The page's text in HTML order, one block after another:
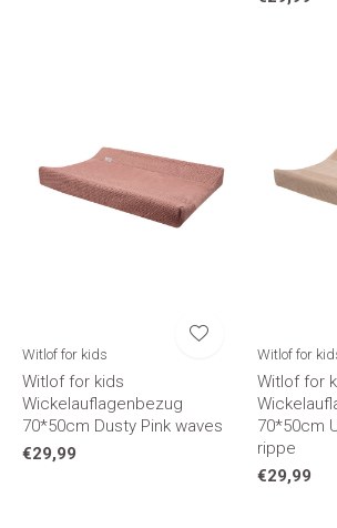
Witlof for kids
Witlof for kids
Wickelauflagenbezug
70*50cm Dusty Pink waves
€29,99
Witlof for
Witlof for
70*50cm
rippe
€29,99